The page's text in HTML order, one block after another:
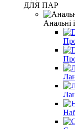
ДЛЯ ПАР
Анальні